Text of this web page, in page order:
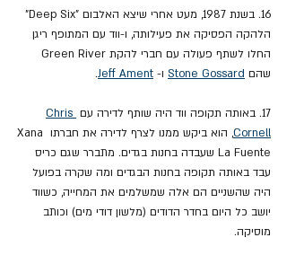
16. בשנת 1987, מעט אחרי שיצא האלבום "Deep Six"
הלהקה הפסיקה את פעילותה, ו-ווד עם המתופף ריגן
שהם Stone Gossard ו- Jeff Ament
.
17. באותה תקופה ווד היה שותף לדירה עם
Chris
Cornell
, הוא ביקש ממנו לצרף לדירה את חברתו Xana
La Fuente שעבדה בחנות בגדים. מתברר שגם כריס
עבד באותה תקופה בחנות הבגדים ומה שקרה בפועל
היה שהשניים הם אלה שמשלמים את המחייה, כשווד
יושב כל היום בחדר הדודים (מלשון דודי מים) וכותב
מוסיקה.